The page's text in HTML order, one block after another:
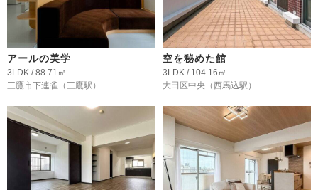
アールの美学
3LDK / 88.71㎡
三鷹市下連雀 （三鷹駅）
空を秘めた館
3LDK / 104.16㎡
大田区中央 （西馬込駅）